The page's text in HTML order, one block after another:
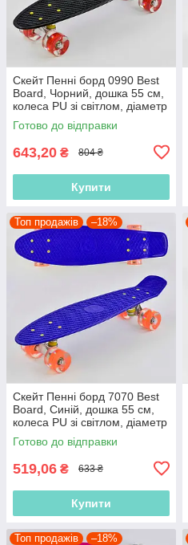
Скейт Пенні борд 0990 Best
Board, Чорний, дошка 55 см,
колеса PU зі світлом, діаметр
6 см (Пеніборд)
Готово до відправки
643,20 ₴ 804 ₴
Купити
Топ продажів –18%
Скейт Пенні борд 7070 Best
Board, Синій, дошка 55 см,
колеса PU зі світлом, діаметр
6 см (Пеніборд)
Готово до відправки
519,06 ₴ 633 ₴
Купити
Топ продажів –18%